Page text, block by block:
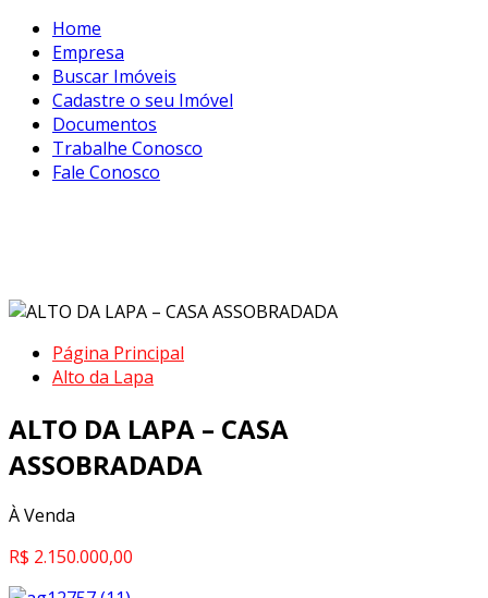
Home
Empresa
Buscar Imóveis
Cadastre o seu Imóvel
Documentos
Trabalhe Conosco
Fale Conosco
Página Principal
Alto da Lapa
ALTO DA LAPA – CASA
ASSOBRADADA
À Venda
R$ 2.150.000,00